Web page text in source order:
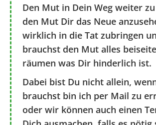
Den Mut in Dein Weg weiter
den Mut Dir das Neue
wirklich in die Tat zubringen
brauchst den Mut alles
räumen was Dir hinderlich ist.
Dabei bist Du nicht allein,
brauchst bin ich per Mail zu
oder wir können auch einen